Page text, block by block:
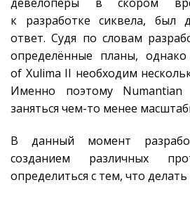
к разработке сиквела, был
ответ. Судя по словам
определённые планы,
of Xulima II необходим
Именно поэтому Numantian
заняться чем-то менее
В данный момент
созданием различных
определиться с тем, что